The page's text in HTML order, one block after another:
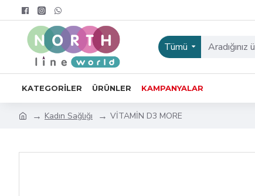
Tümü
KATEGORILER ÜRÜNLER KAMPANYALAR
Kadın Sağlığı VİTAMİN D3 MORE